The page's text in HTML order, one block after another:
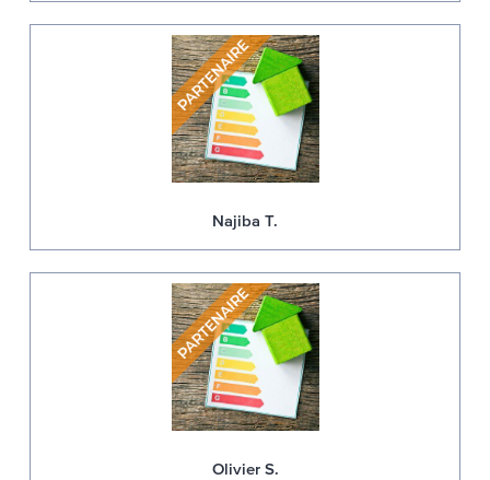
Najiba T.
Olivier S.